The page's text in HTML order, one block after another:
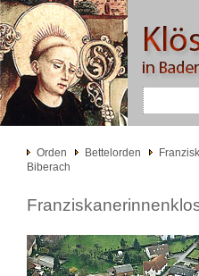
Orden Bettelorden
Biberach